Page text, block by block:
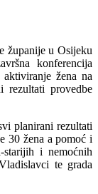
županije u Osijeku
konferencija
žena na
rezultati provedbe
planirani rezultati
30 žena a pomoć i
i nemoćnih
te grada